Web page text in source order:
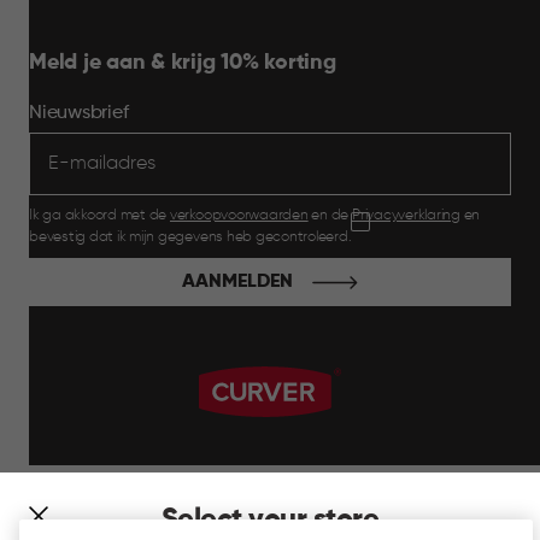
Select your store
Meld je aan & krijg 10% korting
Nieuwsbrief
Ik ga akkoord met de verkoopvoorwaarden en dePrivacyverklaring en
bevestig dat ik mijn gegevens heb gecontroleerd.
AANMELDEN